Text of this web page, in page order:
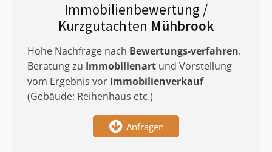
Immobilienbewertung /
Kurzgutachten Mühbrook
Hohe Nachfrage nach Bewertungs-verfahren.
Beratung zu Immobilienart und Vorstellung
vom Ergebnis vor Immobilienverkauf
(Gebäude: Reihenhaus etc.)
Anfragen